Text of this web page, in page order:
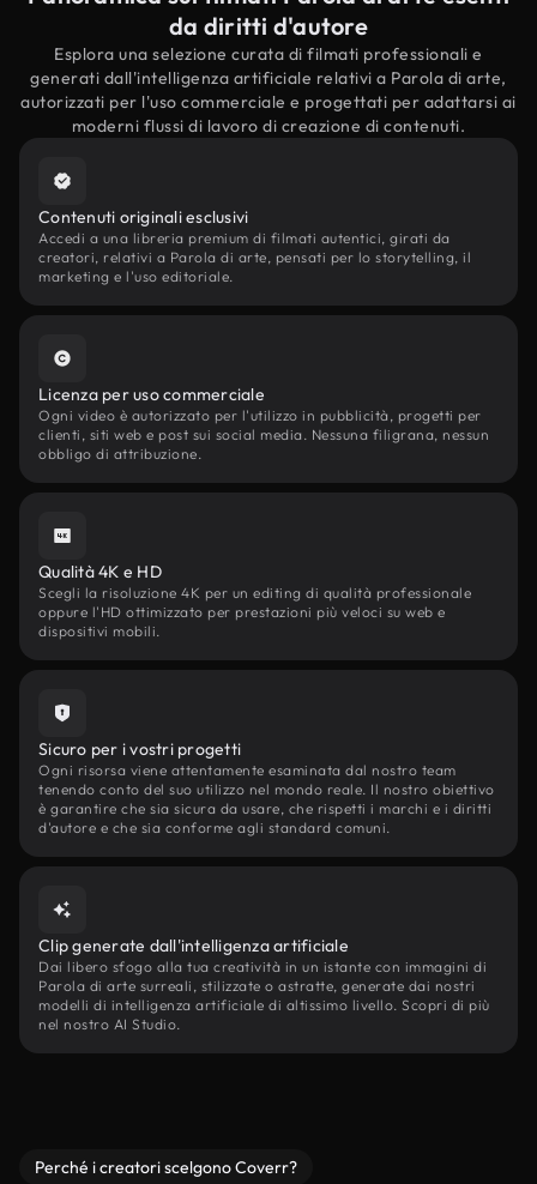
da diritti d'autore
Esplora una selezione curata di filmati professionali e
generati dall'intelligenza artificiale relativi a Parola di arte,
autorizzati per l'uso commerciale e progettati per adattarsi ai
moderni flussi di lavoro di creazione di contenuti.
Contenuti originali esclusivi
Accedi a una libreria premium di filmati autentici, girati da
creatori, relativi a Parola di arte, pensati per lo storytelling, il
marketing e l'uso editoriale.
Licenza per uso commerciale
Ogni video è autorizzato per l'utilizzo in pubblicità, progetti per
clienti, siti web e post sui social media. Nessuna filigrana, nessun
obbligo di attribuzione.
Qualità 4K e HD
Scegli la risoluzione 4K per un editing di qualità professionale
oppure l'HD ottimizzato per prestazioni più veloci su web e
dispositivi mobili.
Sicuro per i vostri progetti
Ogni risorsa viene attentamente esaminata dal nostro team
tenendo conto del suo utilizzo nel mondo reale. Il nostro obiettivo
è garantire che sia sicura da usare, che rispetti i marchi e i diritti
d'autore e che sia conforme agli standard comuni.
Clip generate dall'intelligenza artificiale
Dai libero sfogo alla tua creatività in un istante con immagini di
Parola di arte surreali, stilizzate o astratte, generate dai nostri
modelli di intelligenza artificiale di altissimo livello. Scopri di più
nel nostro AI Studio.
Perché i creatori scelgono Coverr?